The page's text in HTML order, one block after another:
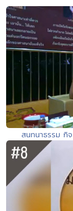
สนทนาธรรม กิ